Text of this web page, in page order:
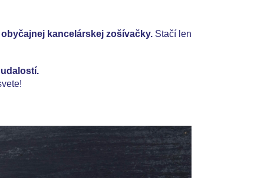
kancelárskej zošívačky. Stačí len